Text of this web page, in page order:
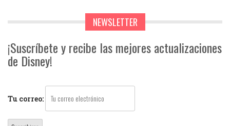
NEWSLETTER
¡Suscríbete y recibe las mejores actualizaciones
de Disney!
Tu correo: